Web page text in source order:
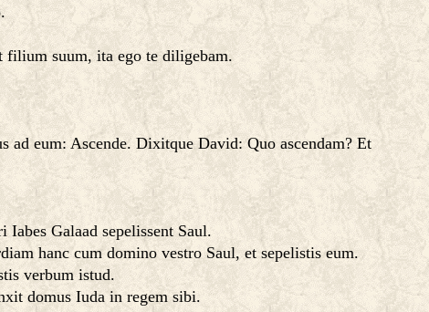
filium suum, ita ego te diligebam.
eum: Ascende. Dixitque David: Quo ascendam? Et
Galaad sepelissent Saul.
hanc cum domino vestro Saul, et sepelistis eum.
verbum istud.
domus Iuda in regem sibi.